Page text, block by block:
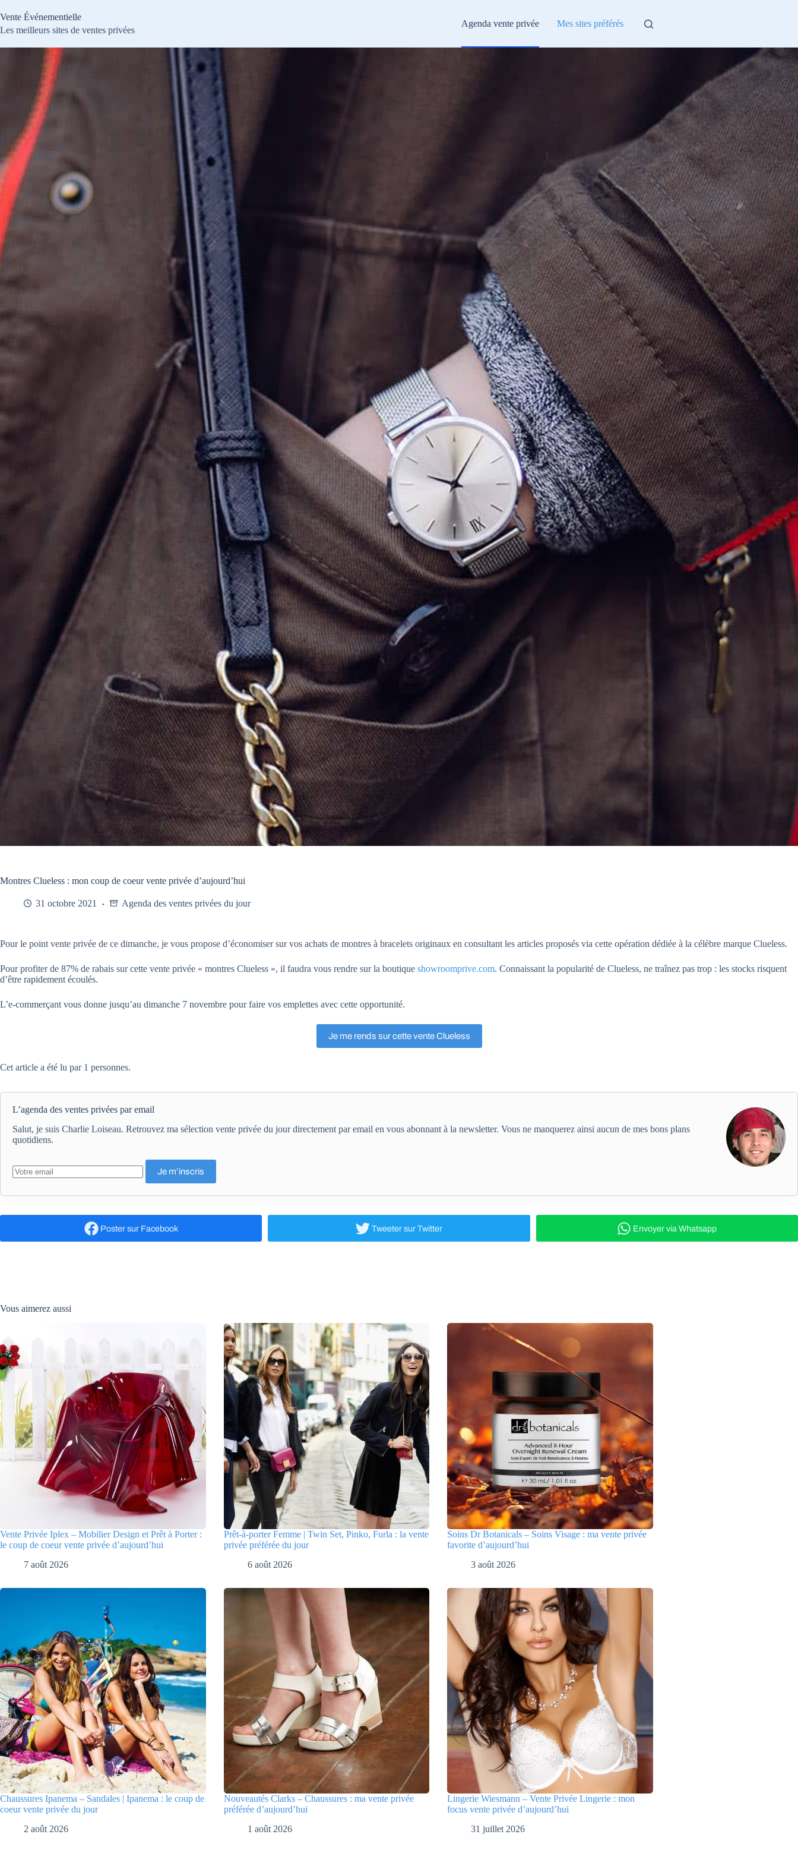
au
contenu
Vente Événementielle
Les meilleurs sites de ventes privées
Agenda vente privée Mes sites préférés
Montres Clueless : mon coup de coeur vente privée d’aujourd’hui
31 octobre 2021 Agenda des ventes privées du jour
Pour le point vente privée de ce dimanche, je vous propose d’économiser sur vos achats de montres à bracelets originaux en consultant les articles proposés via cette opération dédiée à la célèbre marque Clueless.
Pour profiter de 87% de rabais sur cette vente privée « montres Clueless », il faudra vous rendre sur la boutique showroomprive.com. Connaissant la popularité de Clueless, ne traînez pas trop : les stocks risquent
d’être rapidement écoulés.
L’e-commerçant vous donne jusqu’au dimanche 7 novembre pour faire vos emplettes avec cette opportunité.
Je me rends sur cette vente Clueless
Cet article a été lu par 1 personnes.
L’agenda des ventes privées par email
Salut, je suis Charlie Loiseau. Retrouvez ma sélection vente privée du jour directement par email en vous abonnant à la newsletter. Vous ne manquerez ainsi aucun de mes bons plans
quotidiens.
Postersur Facebook Tweetersur Twitter Envoyervia Whatsapp
Vous aimerez aussi
Vente Privée Iplex – Mobilier Design et Prêt à Porter :
le coup de coeur vente privée d’aujourd’hui
7 août 2026
Prêt-à-porter Femme | Twin Set, Pinko, Furla : la vente
privée préférée du jour
6 août 2026
Soins Dr Botanicals – Soins Visage : ma vente privée
favorite d’aujourd’hui
3 août 2026
Chaussures Ipanema – Sandales | Ipanema : le coup de
coeur vente privée du jour
2 août 2026
Nouveautés Clarks – Chaussures : ma vente privée
préférée d’aujourd’hui
1 août 2026
Lingerie Wiesmann – Vente Privée Lingerie : mon
focus vente privée d’aujourd’hui
31 juillet 2026